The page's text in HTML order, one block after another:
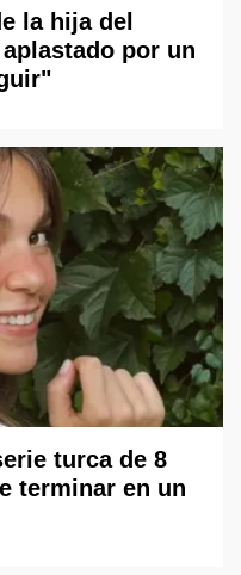
la hija del
por un
turca de 8
terminar en un